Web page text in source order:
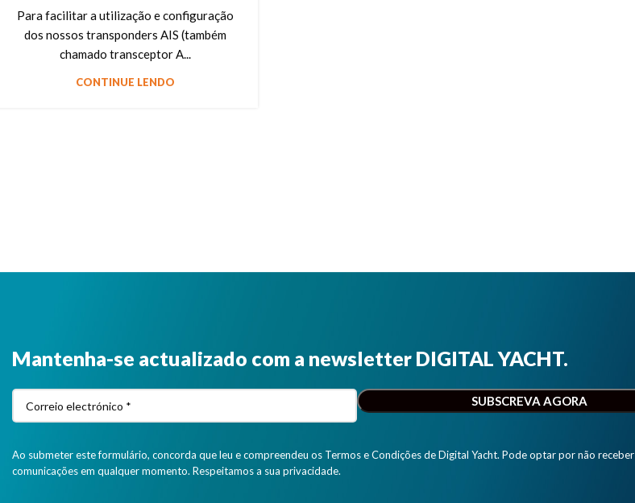
Para facilitar a utilização e configuração
dos nossos transponders AIS (também
chamado transceptor A...
CONTINUE LENDO
Mantenha-se actualizado com a newsletter DIGITAL YACHT.
Ao submeter este formulário, concorda que leu e compreendeu os Termos e Condições de Digital Yacht. Pode optar por não receber
comunicações em qualquer momento. Respeitamos a sua privacidade.